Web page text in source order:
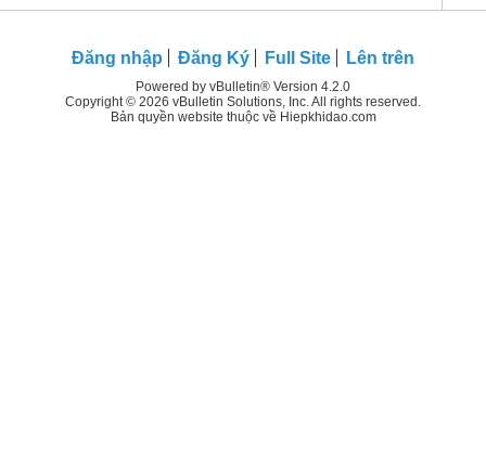
Đăng nhập Đăng Ký Full Site Lên trên
Powered by vBulletin® Version 4.2.0
Copyright © 2026 vBulletin Solutions, Inc. All rights reserved.
Bản quyền website thuộc về Hiepkhidao.com